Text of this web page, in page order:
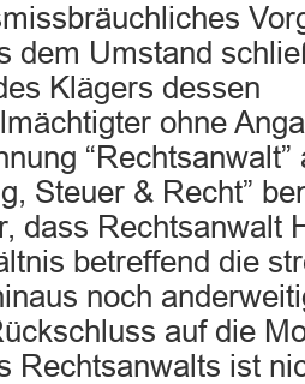
dem Umstand
Klägers dessen
ohne
Steuer & Recht”
dass Rechtsanwalt
betreffend die
noch
auf die
Rechtsanwalts ist